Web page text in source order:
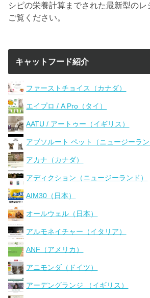
シピの栄養計算までされた最新型のレ
ご覧ください。
キャットフード紹介
ファーストチョイス（カナダ）
エイプロ / A Pro（タイ）
AATU / アートゥー（イギリス）
アブソルート ペット（ニュージーラン
アカナ（カナダ）
アディクション（ニュージーランド）
AIM30（日本）
オールウェル（日本）
アルモネイチャー（イタリア）
ANF（アメリカ）
アニモンダ（ドイツ）
アーデングランジ （イギリス）